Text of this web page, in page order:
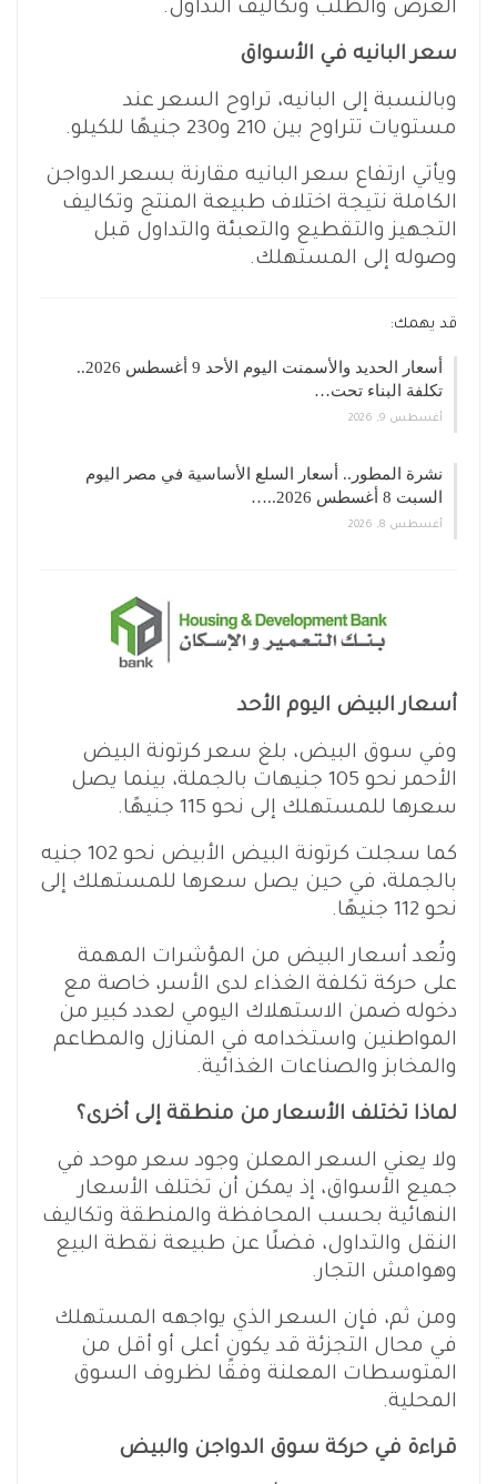
العرض والطلب وتكاليف التداول.
سعر البانيه في الأسواق
وبالنسبة إلى البانيه، تراوح السعر عند
مستويات تتراوح بين 210 و230 جنيهًا للكيلو.
ويأتي ارتفاع سعر البانيه مقارنة بسعر الدواجن
الكاملة نتيجة اختلاف طبيعة المنتج وتكاليف
التجهيز والتقطيع والتعبئة والتداول قبل
وصوله إلى المستهلك.
قد يهمك:
أسعار الحديد والأسمنت اليوم الأحد 9 أغسطس 2026..
تكلفة البناء تحت…
أغسطس 9, 2026
نشرة المطور.. أسعار السلع الأساسية في مصر اليوم
السبت 8 أغسطس 2026..…
أغسطس 8, 2026
أسعار البيض اليوم الأحد
وفي سوق البيض، بلغ سعر كرتونة البيض
الأحمر نحو 105 جنيهات بالجملة، بينما يصل
سعرها للمستهلك إلى نحو 115 جنيهًا.
كما سجلت كرتونة البيض الأبيض نحو 102 جنيه
بالجملة، في حين يصل سعرها للمستهلك إلى
نحو 112 جنيهًا.
وتُعد أسعار البيض من المؤشرات المهمة
على حركة تكلفة الغذاء لدى الأسر، خاصة مع
دخوله ضمن الاستهلاك اليومي لعدد كبير من
المواطنين واستخدامه في المنازل والمطاعم
والمخابز والصناعات الغذائية.
لماذا تختلف الأسعار من منطقة إلى أخرى؟
ولا يعني السعر المعلن وجود سعر موحد في
جميع الأسواق، إذ يمكن أن تختلف الأسعار
النهائية بحسب المحافظة والمنطقة وتكاليف
النقل والتداول، فضلًا عن طبيعة نقطة البيع
وهوامش التجار.
ومن ثم، فإن السعر الذي يواجهه المستهلك
في محال التجزئة قد يكون أعلى أو أقل من
المتوسطات المعلنة وفقًا لظروف السوق
المحلية.
قراءة في حركة سوق الدواجن والبيض